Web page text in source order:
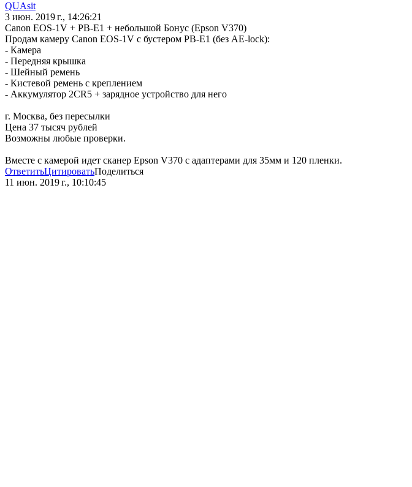
QUAsit
3 июн. 2019 г., 14:26:21
Canon EOS-1V + PB-E1 + небольшой Бонус (Epson V370)
Продам камеру Canon EOS-1V c бустером PB-E1 (без AE-lock):
- Камера
- Передняя крышка
- Шейный ремень
- Кистевой ремень с креплением
- Аккумулятор 2CR5 + зарядное устройство для него
г. Москва, без пересылки
Цена 37 тысяч рублей
Возможны любые проверки.
Вместе с камерой идет сканер Epson V370 с адаптерами для 35мм и 120 пленки.
ОтветитьЦитироватьПоделиться
11 июн. 2019 г., 10:10:45